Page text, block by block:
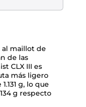
maillot de
de las
CLX III es
más ligero
g, lo que
g respecto